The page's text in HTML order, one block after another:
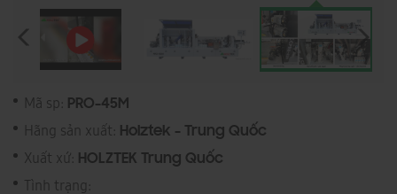
Mã sp: PRO-45M
Hãng sản xuất: Holztek - Trung Quốc
Xuất xứ: HOLZTEK Trung Quốc
Tình trạng: